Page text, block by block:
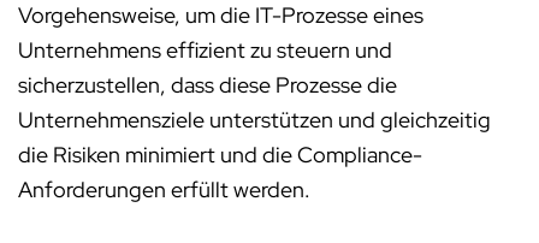
Vorgehensweise, um die IT-Prozesse eines
Unternehmens effizient zu steuern und
sicherzustellen, dass diese Prozesse die
Unternehmensziele unterstützen und gleichzeitig
die Risiken minimiert und die Compliance-
Anforderungen erfüllt werden.